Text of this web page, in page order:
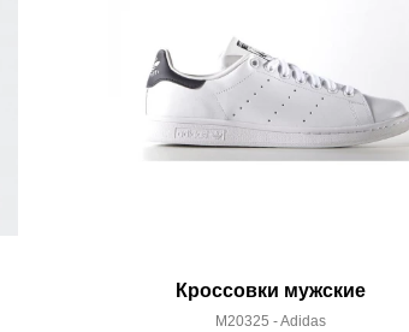
Кроссовки мужские
M20325 - Adidas